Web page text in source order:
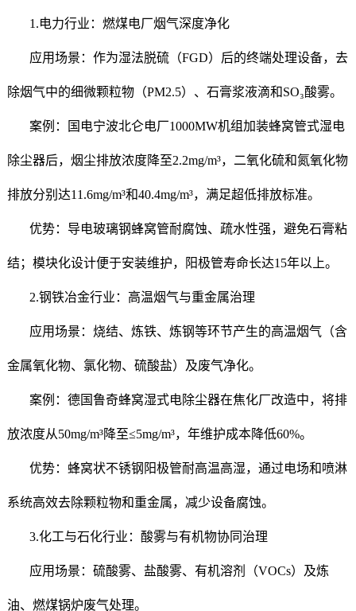
1.电力行业：燃煤电厂烟气深度净化
应用场景：作为湿法脱硫（FGD）后的终端处理设备，去
除烟气中的细微颗粒物（PM2.5）、石膏浆液滴和SO₃酸雾。
案例：国电宁波北仑电厂1000MW机组加装蜂窝管式湿电
除尘器后，烟尘排放浓度降至2.2mg/m³，二氧化硫和氮氧化物
排放分别达11.6mg/m³和40.4mg/m³，满足超低排放标准。
优势：导电玻璃钢蜂窝管耐腐蚀、疏水性强，避免石膏粘
结；模块化设计便于安装维护，阳极管寿命长达15年以上。
2.钢铁冶金行业：高温烟气与重金属治理
应用场景：烧结、炼铁、炼钢等环节产生的高温烟气（含
金属氧化物、氯化物、硫酸盐）及废气净化。
案例：德国鲁奇蜂窝湿式电除尘器在焦化厂改造中，将排
放浓度从50mg/m³降至≤5mg/m³，年维护成本降低60%。
优势：蜂窝状不锈钢阳极管耐高温高湿，通过电场和喷淋
系统高效去除颗粒物和重金属，减少设备腐蚀。
3.化工与石化行业：酸雾与有机物协同治理
应用场景：硫酸雾、盐酸雾、有机溶剂（VOCs）及炼
油、燃煤锅炉废气处理。